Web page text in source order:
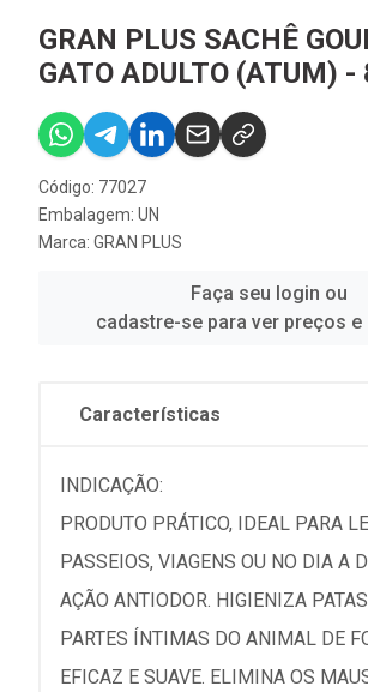
GRAN PLUS SACHÊ
GATO ADULTO (ATUM) -
Código: 77027
Embalagem: UN
Marca: GRAN PLUS
Faça seu login ou
cadastre-se para ver preços
Características
INDICAÇÃO:
PRODUTO PRÁTICO, IDEAL PARA
PASSEIOS, VIAGENS OU NO DIA A
AÇÃO ANTIODOR. HIGIENIZA
PARTES ÍNTIMAS DO ANIMAL DE
EFICAZ E SUAVE. ELIMINA OS